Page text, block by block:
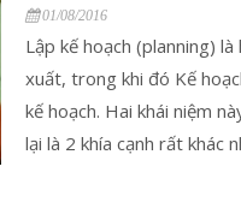
01/08/2016
Lập kế hoạch (planning)
xuất, trong khi đó Kế
kế hoạch. Hai khái niệm
lại là 2 khía cạnh rất khác